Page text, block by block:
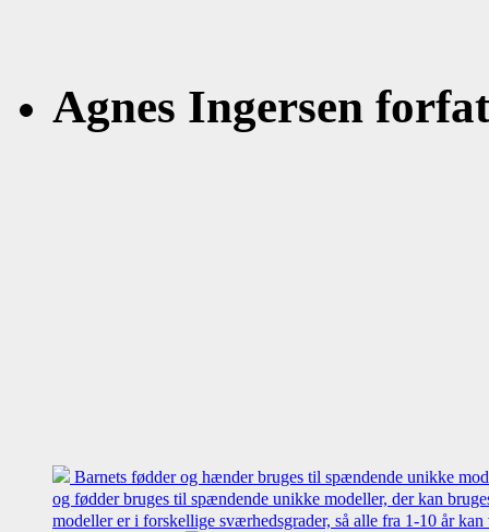
Agnes Ingersen
Barnets fødder og hænder bruges til spændende unikke
og fødder bruges til spændende unikke modeller, der kan
modeller er i forskellige sværhedsgrader, så alle fra 1-10 år